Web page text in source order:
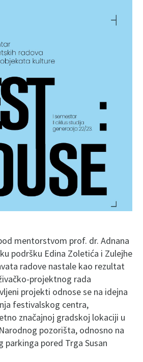
mentorstvom prof. dr. Adnana
podršku Edina Zoletića i Zulejhe
radove nastale kao rezultat
projektnog rada
projekti odnose se na idejna
festivalskog centra,
značajnoj gradskoj lokaciji u
pozorišta, odnosno na
pored Trga Susan